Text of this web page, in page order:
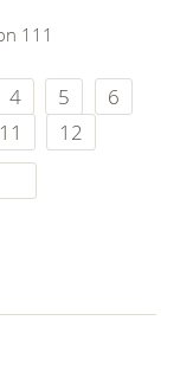
111
4 5
6
11
12